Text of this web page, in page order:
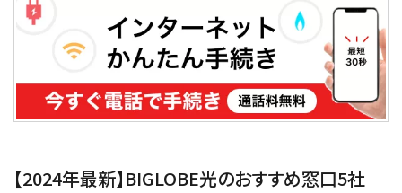
【2024年最新】BIGLOBE光のおすすめ窓口5社